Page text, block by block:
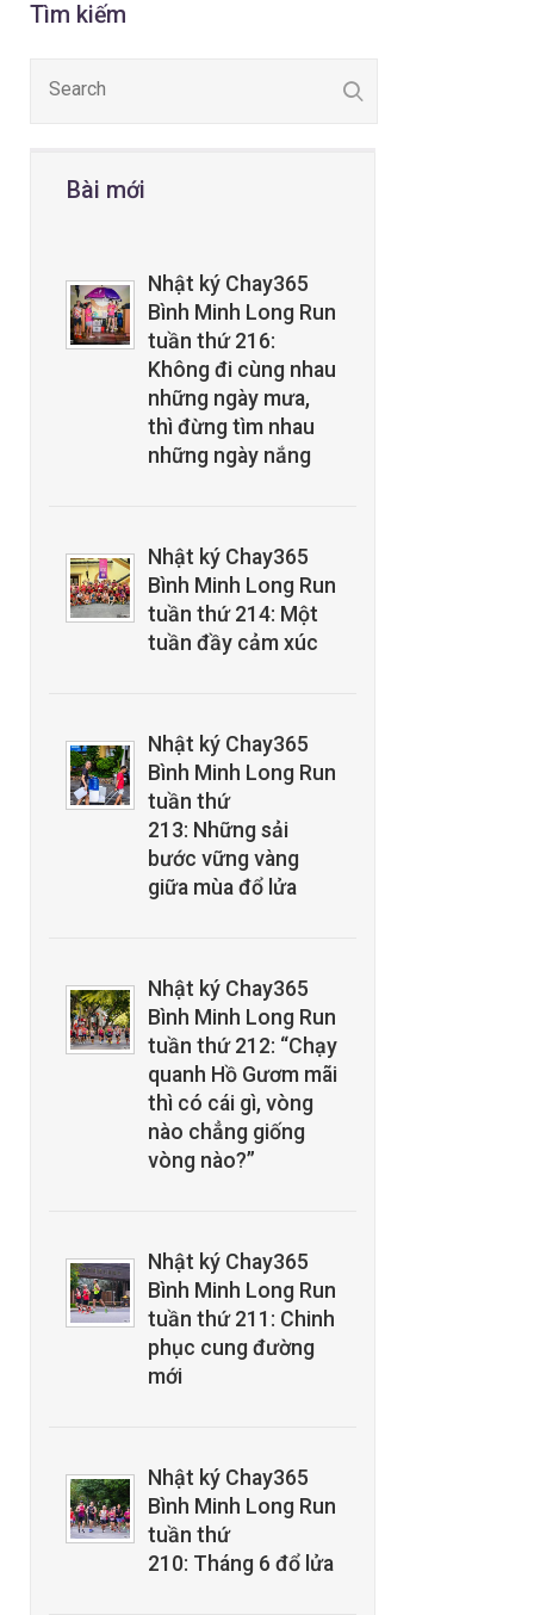
Tìm kiếm
Bài mới
Nhật ký Chay365
Bình Minh Long Run
tuần thứ 216:
Không đi cùng nhau
những ngày mưa,
thì đừng tìm nhau
những ngày nắng
Nhật ký Chay365
Bình Minh Long Run
tuần thứ 214: Một
tuần đầy cảm xúc
Nhật ký Chay365
Bình Minh Long Run
tuần thứ
213: Những sải
bước vững vàng
giữa mùa đổ lửa
Nhật ký Chay365
Bình Minh Long Run
tuần thứ 212: “Chạy
quanh Hồ Gươm mãi
thì có cái gì, vòng
nào chẳng giống
vòng nào?”
Nhật ký Chay365
Bình Minh Long Run
tuần thứ 211: Chinh
phục cung đường
mới
Nhật ký Chay365
Bình Minh Long Run
tuần thứ
210: Tháng 6 đổ lửa